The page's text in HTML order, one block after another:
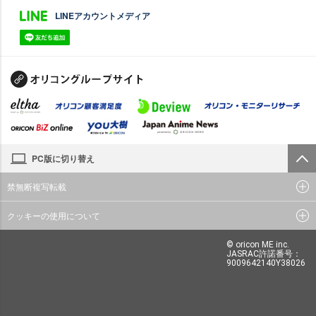
LINEアカウントメディア
PC版に切り替え
禁無断複写転載
クッキーの使用について
© oricon ME inc.
JASRAC許諾番号：
9009642140Y38026